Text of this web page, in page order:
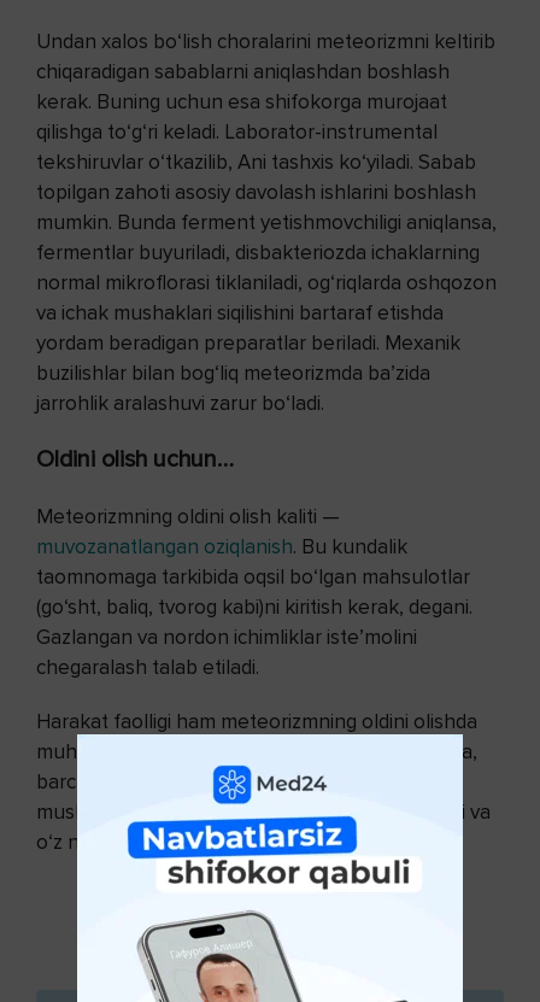
Undan xalos bo‘lish choralarini meteorizmni keltirib
chiqaradigan sabablarni aniqlashdan boshlash
kerak. Buning uchun esa shifokorga murojaat
qilishga to‘g‘ri keladi. Laborator-instrumental
tekshiruvlar o‘tkazilib, Ani tashxis ko‘yiladi. Sabab
topilgan zahoti asosiy davolash ishlarini boshlash
mumkin. Bunda ferment yetishmovchiligi aniqlansa,
fermentlar buyuriladi, disbakteriozda ichaklarning
normal mikroflorasi tiklaniladi, og‘riqlarda oshqozon
va ichak mushaklari siqilishini bartaraf etishda
yordam beradigan preparatlar beriladi. Mexanik
buzilishlar bilan bog‘liq meteorizmda ba’zida
jarrohlik aralashuvi zarur bo‘ladi.
Oldini olish uchun…
Meteorizmning oldini olish kaliti —
muvozanatlangan oziqlanish. Bu kundalik
taomnomaga tarkibida oqsil bo‘lgan mahsulotlar
(go‘sht, baliq, tvorog kabi)ni kiritish kerak, degani.
Gazlangan va nordon ichimliklar iste’molini
chegaralash talab etiladi.
Harakat faolligi ham meteorizmning oldini olishda
muhim rol o‘ynaydi. Agar inson kam harakat qilsa,
barcha mushaklar, jumladan, ichki a’zolar
mushaklari ham sust ishlaydi. Bu esa tiqilmalarni va
o‘z navbatida meteorizmni yuzaga keltiradi.